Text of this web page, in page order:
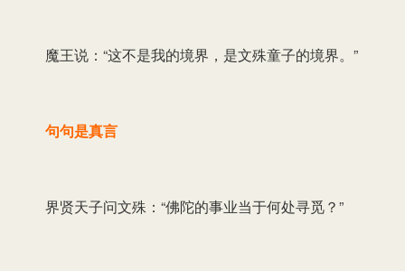
魔王说：“这不是我的境界，是文殊童子的境界。”
句句是真言
界贤天子问文殊：“佛陀的事业当于何处寻觅？”